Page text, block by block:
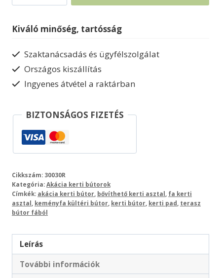
bútor
Relax
szett
Kiváló minőség, tartósság
Szaktanácsadás és ügyfélszolgálat
Országos kiszállítás
Ingyenes átvétel a raktárban
BIZTONSÁGOS FIZETÉS
Cikkszám: 30030R
Kategória:Akácia kerti bútorok
Címkék: akácia kerti bútor bővíthető kerti asztal fa kerti
asztal keményfa kültéri bútor kerti bútor kerti pad terasz
bútor fából
Leírás
További információk